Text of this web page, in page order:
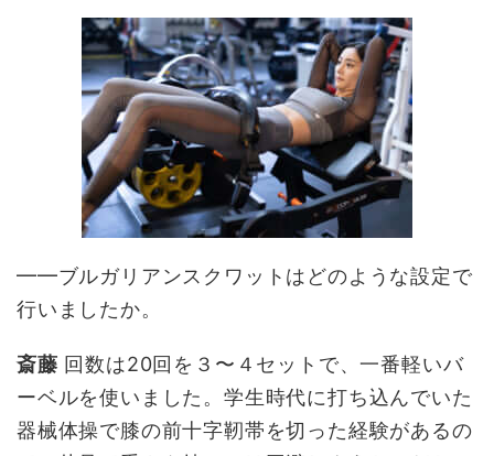
━━ブルガリアンスクワットはどのような設定で
行いましたか。
斎藤 回数は20回を３〜４セットで、一番軽いバ
ーベルを使いました。学生時代に打ち込んでいた
器械体操で膝の前十字靭帯を切った経験があるの